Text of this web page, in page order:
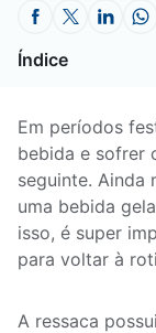
Índice
Em períodos
bebida e sofrer
seguinte. Ainda
uma bebida
isso, é super
para voltar à
A ressaca